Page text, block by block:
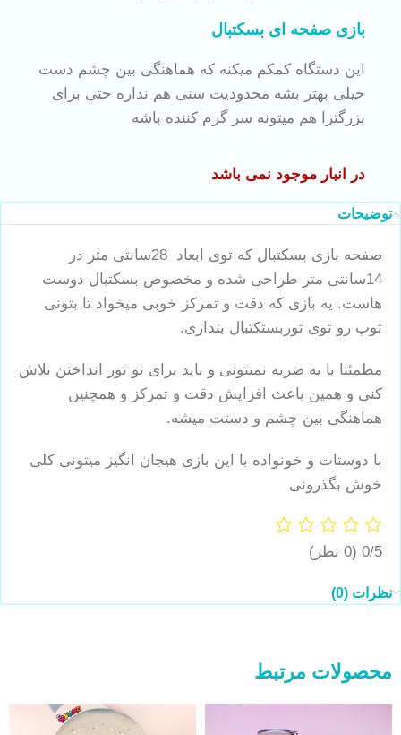
بازی صفحه ای بسکتبال
این دستگاه کمکم میکنه که هماهنگی بین چشم دست
خیلی بهتر بشه محدودیت سنی هم نداره حتی برای
بزرگترا هم میتونه سر گرم کننده باشه
در انبار موجود نمی باشد
توضیحات
صفحه بازی بسکتبال که توی ابعاد 28سانتی متر در
14سانتی متر طراحی شده و مخصوص بسکتبال دوست
هاست. یه بازی که دقت و تمرکز خوبی میخواد تا بتونی
توپ رو توی توربستکتبال بندازی.
مطمئنا با یه ضریه نمیتونی و باید برای تو تور انداختن تلاش
کنی و همین باعث افزایش دقت و تمرکز و همچنین
هماهنگی بین چشم و دستت میشه.
با دوستات و خونواده با این بازی هیجان انگیز میتونی کلی
خوش بگذرونی
0/5 (0 نظر)
نظرات (0)
محصولات مرتبط